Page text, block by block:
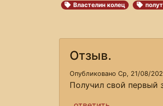
Властелин колец
Отзыв.
Опубликовано Ср, 21/08/
Получил свой первый